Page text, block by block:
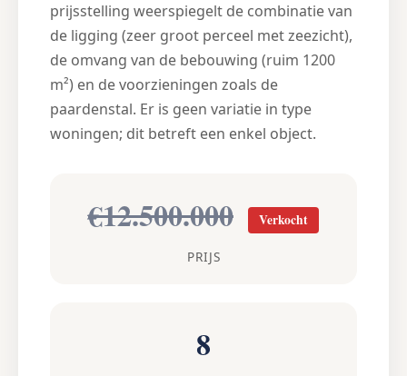
prijsstelling weerspiegelt de combinatie van
de ligging (zeer groot perceel met zeezicht),
de omvang van de bebouwing (ruim 1200
m²) en de voorzieningen zoals de
paardenstal. Er is geen variatie in type
woningen; dit betreft een enkel object.
€12.500.000 Verkocht
PRIJS
8